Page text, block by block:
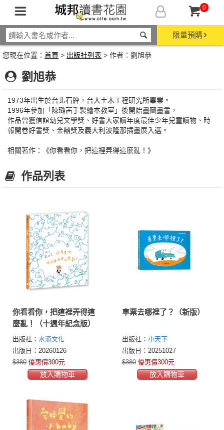
0
限量預購
您現在位置： 首頁 > 出版社列表 > 作者：劉旭恭
劉旭恭
1973年出生於台北石牌，台大土木工程研究所畢業。
1996年參加「陳璐茜手製繪本教室」後開始畫圖畫書，
作品曾獲信誼幼兒文學獎、好書大家讀年度最佳少年兒童讀物、時
報開卷好書獎、金鼎獎及義大利波隆那插畫展入選。
相關著作：《你看看你，把這裡弄得這麼亂！》
作品列表
你看看你，把這裡弄得這
麼亂！（十週年紀念版）
出版社： 水滴文化
出版日：20260126
$380 優惠價300元
放入購物車
車票去哪裡了？（新版）
出版社： 小天下
出版日：20251027
$380 優惠價300元
放入購物車